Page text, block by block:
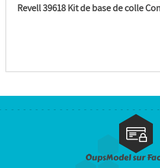
Revell 39618 Kit de base de colle
OupsModel sur